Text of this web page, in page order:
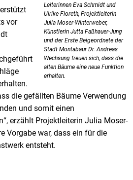
Leiterinnen Eva Schmidt und
Ulrike Floreth, Projektleiterin
Julia Moser-Winterweber,
Künstlerin Jutta Faßhauer-Jung
und der Erste Beigeordnete der
Stadt Montabaur Dr. Andreas
Wechsung freuen sich, dass die
alten Bäume eine neue Funktion
erhalten.
vor
die gefällten Bäume Verwendung
und somit einen
“, erzählt Projektleiterin Julia Moser-
Vorgabe war, dass ein für die
entsteht.